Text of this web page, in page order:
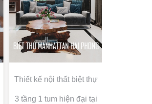
Thiết kế nội thất biệt thự
3 tầng 1 tum hiện đại tại